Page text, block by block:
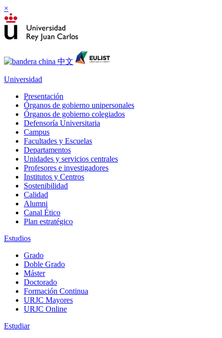
×
Universidad
Presentación
Órganos de gobierno unipersonales
Órganos de gobierno colegiados
Defensoría Universitaria
Campus
Facultades y Escuelas
Departamentos
Unidades y servicios centrales
Profesores e investigadores
Institutos y Centros
Sostenibilidad
Calidad
Alumni
Canal Ético
Plan estratégico
Estudios
Grado
Doble Grado
Máster
Doctorado
Formación Continua
URJC Mayores
URJC Online
Estudiar